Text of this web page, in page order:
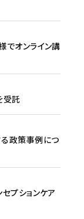
でオンライン講
受託
る政策事例につ
プションケア